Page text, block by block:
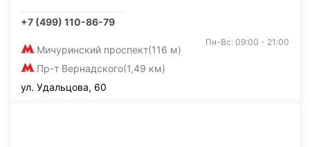
+7 (499) 110-86-79
Мичуринский проспект(116 м)
Пр-т Вернадского(1,49 км)
Пн-Вс: 09:00 - 21:00
ул. Удальцова, 60